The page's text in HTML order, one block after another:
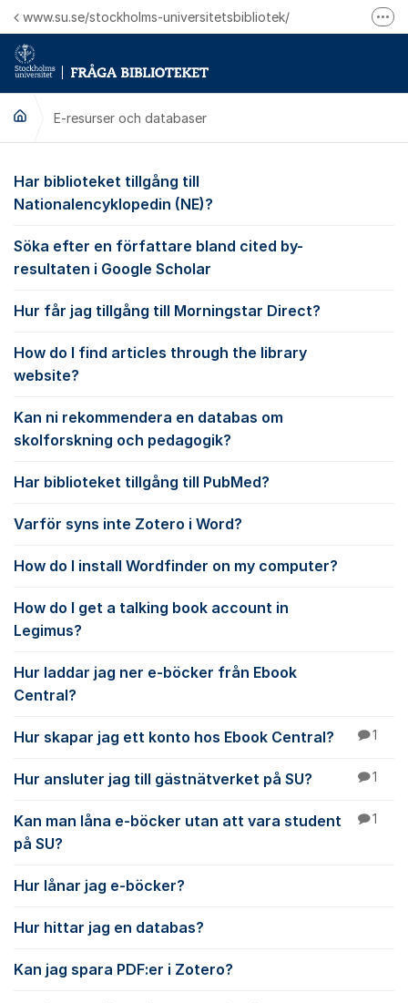
Hoppa till innehåll
www.su.se/stockholms-universitetsbibliotek/
E-resurser och databaser
E-resurser och
Har biblioteket tillgång till
Nationalencyklopedin (NE)?
Söka efter en författare bland cited by-
resultaten i Google Scholar
Hur får jag tillgång till Morningstar Direct?
How do I find articles through the library
website?
Kan ni rekommendera en databas om
skolforskning och pedagogik?
Har biblioteket tillgång till PubMed?
Varför syns inte Zotero i Word?
How do I install Wordfinder on my computer?
How do I get a talking book account in
Legimus?
Hur laddar jag ner e-böcker från Ebook
Central?
Hur skapar jag ett konto hos Ebook Central? 1
Hur ansluter jag till gästnätverket på SU? 1
Kan man låna e-böcker utan att vara student
på SU?
1
Hur lånar jag e-böcker?
Hur hittar jag en databas?
Kan jag spara PDF:er i Zotero?